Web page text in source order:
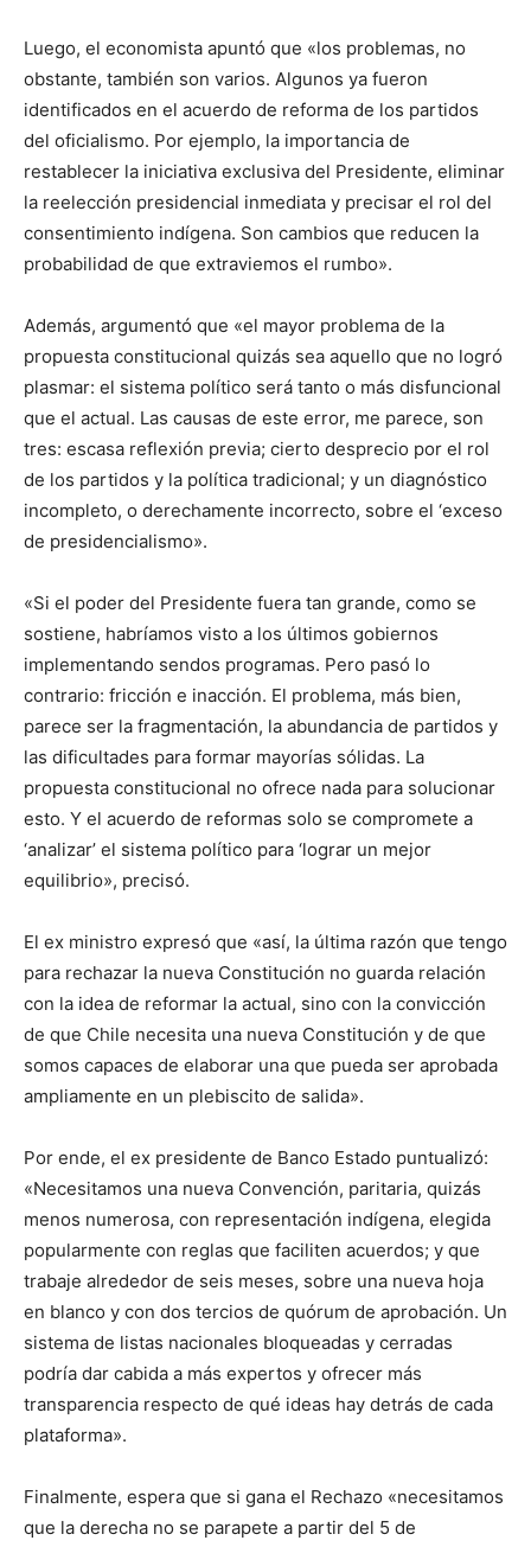
Luego, el economista apuntó que «los problemas, no
obstante, también son varios. Algunos ya fueron
identificados en el acuerdo de reforma de los partidos
del oficialismo. Por ejemplo, la importancia de
restablecer la iniciativa exclusiva del Presidente, eliminar
la reelección presidencial inmediata y precisar el rol del
consentimiento indígena. Son cambios que reducen la
probabilidad de que extraviemos el rumbo».
Además, argumentó que «el mayor problema de la
propuesta constitucional quizás sea aquello que no logró
plasmar: el sistema político será tanto o más disfuncional
que el actual. Las causas de este error, me parece, son
tres: escasa reflexión previa; cierto desprecio por el rol
de los partidos y la política tradicional; y un diagnóstico
incompleto, o derechamente incorrecto, sobre el ‘exceso
de presidencialismo».
«Si el poder del Presidente fuera tan grande, como se
sostiene, habríamos visto a los últimos gobiernos
implementando sendos programas. Pero pasó lo
contrario: fricción e inacción. El problema, más bien,
parece ser la fragmentación, la abundancia de partidos y
las dificultades para formar mayorías sólidas. La
propuesta constitucional no ofrece nada para solucionar
esto. Y el acuerdo de reformas solo se compromete a
‘analizar’ el sistema político para ‘lograr un mejor
equilibrio», precisó.
El ex ministro expresó que «así, la última razón que tengo
para rechazar la nueva Constitución no guarda relación
con la idea de reformar la actual, sino con la convicción
de que Chile necesita una nueva Constitución y de que
somos capaces de elaborar una que pueda ser aprobada
ampliamente en un plebiscito de salida».
Por ende, el ex presidente de Banco Estado puntualizó:
«Necesitamos una nueva Convención, paritaria, quizás
menos numerosa, con representación indígena, elegida
popularmente con reglas que faciliten acuerdos; y que
trabaje alrededor de seis meses, sobre una nueva hoja
en blanco y con dos tercios de quórum de aprobación. Un
sistema de listas nacionales bloqueadas y cerradas
podría dar cabida a más expertos y ofrecer más
transparencia respecto de qué ideas hay detrás de cada
plataforma».
Finalmente, espera que si gana el Rechazo «necesitamos
que la derecha no se parapete a partir del 5 de